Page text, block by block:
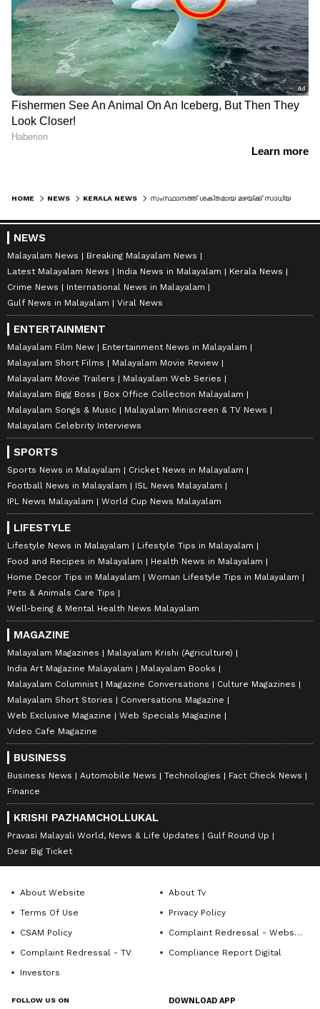
HOME NEWS KERALA NEWS സംസ്ഥാനത്ത് ശക്തമായ മഴയ്ക്ക് സാധ്യത; നാല് ജില്ലകളിൽ ഓറഞ്ച് അലർട്ട് പ്രഖ്യാപിച്ചു, കാലവർഷം നാളെയെത്തും
NEWS
Malayalam News
Breaking Malayalam News
Latest Malayalam News
India News in Malayalam
Kerala News
Crime News
International News in Malayalam
Gulf News in Malayalam
Viral News
ENTERTAINMENT
Malayalam Film New
Entertainment News in Malayalam
Malayalam Short Films
Malayalam Movie Review
Malayalam Movie Trailers
Malayalam Web Series
Malayalam Bigg Boss
Box Office Collection Malayalam
Malayalam Songs & Music
Malayalam Miniscreen & TV News
Malayalam Celebrity Interviews
SPORTS
Sports News in Malayalam
Cricket News in Malayalam
Football News in Malayalam
ISL News Malayalam
IPL News Malayalam
World Cup News Malayalam
LIFESTYLE
Lifestyle News in Malayalam
Lifestyle Tips in Malayalam
Food and Recipes in Malayalam
Health News in Malayalam
Home Decor Tips in Malayalam
Woman Lifestyle Tips in Malayalam
Pets & Animals Care Tips
Well-being & Mental Health News Malayalam
MAGAZINE
Malayalam Magazines
Malayalam Krishi (Agriculture)
India Art Magazine Malayalam
Malayalam Books
Malayalam Columnist
Magazine Conversations
Culture Magazines
Malayalam Short Stories
Conversations Magazine
Web Exclusive Magazine
Web Specials Magazine
Video Cafe Magazine
BUSINESS
Business News Automobile News Technologies
Fact Check News
Finance
KRISHI PAZHAMCHOLLUKAL
Pravasi Malayali World, News & Life Updates
Gulf Round Up
Dear Big Ticket
About Website
About Tv
Terms Of Use
Privacy Policy
CSAM Policy
Complaint Redressal - Website
Complaint Redressal - TV
Compliance Report Digital
Investors
FOLLOW US ON DOWNLOAD APP